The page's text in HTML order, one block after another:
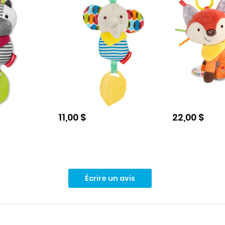
Prix de solde
11,00 $ Prix de solde
22,00 $
Écrire un avis